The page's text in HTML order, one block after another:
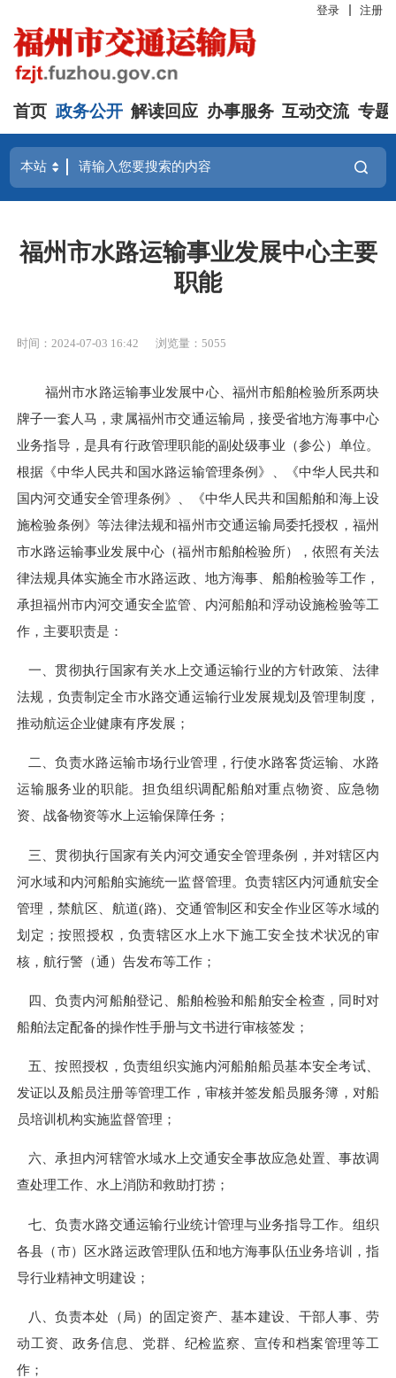
登录 注册
首页 政务公开 解读回应 办事服务 互动交流 专题
福州市水路运输事业发展中心主要
职能
时间：2024-07-03 16:42 浏览量：5055
福州市水路运输事业发展中心、福州市船舶检验所系两块
牌子一套人马，隶属福州市交通运输局，接受省地方海事中心
业务指导，是具有行政管理职能的副处级事业（参公）单位。
根据《中华人民共和国水路运输管理条例》、《中华人民共和
国内河交通安全管理条例》、《中华人民共和国船舶和海上设
施检验条例》等法律法规和福州市交通运输局委托授权，福州
市水路运输事业发展中心（福州市船舶检验所），依照有关法
律法规具体实施全市水路运政、地方海事、船舶检验等工作，
承担福州市内河交通安全监管、内河船舶和浮动设施检验等工
作，主要职责是：
一、贯彻执行国家有关水上交通运输行业的方针政策、法律
法规，负责制定全市水路交通运输行业发展规划及管理制度，
推动航运企业健康有序发展；
二、负责水路运输市场行业管理，行使水路客货运输、水路
运输服务业的职能。担负组织调配船舶对重点物资、应急物
资、战备物资等水上运输保障任务；
三、贯彻执行国家有关内河交通安全管理条例，并对辖区内
河水域和内河船舶实施统一监督管理。负责辖区内河通航安全
管理，禁航区、航道(路)、交通管制区和安全作业区等水域的
划定；按照授权，负责辖区水上水下施工安全技术状况的审
核，航行警（通）告发布等工作；
四 、负责内河船舶登记、船舶检验和船舶安全检查，同时对
船舶法定配备的操作性手册与文书进行审核签发；
五 、按照授权，负责组织实施内河船舶船员基本安全考试、
发证以及船员注册等管理工作，审核并签发船员服务簿，对船
员培训机构实施监督管理；
六、承担内河辖管水域水上交通安全事故应急处置、事故调
查处理工作、水上消防和救助打捞；
七 、负责水路交通运输行业统计管理与业务指导工作。组织
各县（市）区水路运政管理队伍和地方海事队伍业务培训，指
导行业精神文明建设；
八 、负责本处（局）的固定资产、基本建设、干部人事、劳
动工资、政务信息、党群、纪检监察、宣传和档案管理等工
作；